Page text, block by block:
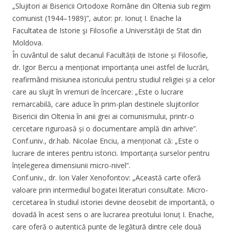
„Slujitori ai Bisericii Ortodoxe Române din Oltenia sub regim
comunist (1944–1989)”, autor: pr. Ionuț I. Enache la
Facultatea de Istorie şi Filosofie a Universităţii de Stat din
Moldova.
În cuvântul de salut decanul Facultății de Istorie și Filosofie,
dr. Igor Bercu a menționat importanța unei astfel de lucrări,
reafirmând misiunea istoricului pentru studiul religiei și a celor
care au slujit în vremuri de încercare: „Este o lucrare
remarcabilă, care aduce în prim-plan destinele slujitorilor
Bisericii din Oltenia în anii grei ai comunismului, printr-o
cercetare riguroasă și o documentare amplă din arhive”.
Conf.univ., dr.hab. Nicolae Enciu, a menționat că: „Este o
lucrare de interes pentru istorici. Importanța surselor pentru
înțelegerea dimensiunii micro-nivel”.
Conf.univ., dr. Ion Valer Xenofontov: „Această carte oferă
valoare prin intermediul bogatei literaturi consultate. Micro-
cercetarea în studiul istoriei devine deosebit de importantă, o
dovadă în acest sens o are lucrarea preotului Ionuț I. Enache,
care oferă o autentică punte de legătură dintre cele două